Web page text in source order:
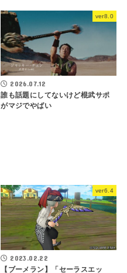
ver8.0
2026.07.12
誰も話題にしてないけど棍武サポ
がマジでやばい
ver6.4
2023.02.22
【ブーメラン】「セーラスエッ